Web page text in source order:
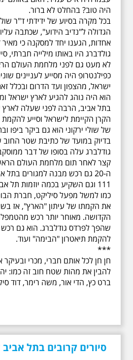
היה טוב? בהחלט לא ברור.
בכל מקרה בסיוע של ידידתי ד"ר
הגדולה ל"נדיב הידוע", שכתבה
אחדות, הגענו יחד למסקנה כי מאיר
גולדברג היו באותו מילייה חברתי,
לא מעט גם לפני מלחמת העולם
כפילנטרופ היה מסייע לעניינים
ישראל, מהצפון ועד הדרום ובכלל
הוא היה נוהג להגיע לארץ ישראל
בתל אביב, הרבה לפני שעלה לארץ
הקרן הקיימת לישראל וסייע
בדיוק במועד של כתיבת שטר החוב
גודלברג עלה בסופו של דבר
קצר לאחר תום מלחמת העולם
ה-20 גם רכש מבנה למגורים בתל
111 וגם השקיע בכמה יוזמות תל
כמו למשל מפעל סיליקט, חברת
את הקמתו של עיתון "הארץ", אז
הקדושה. מאוחר יותר רכש
שהפך לפרדס גודלברג. הוא גם
להקמת תיאטרון "הבימה" ועוד.
***
חן חן לכל אותם חברי, מכרי ובעיקר
להבין את מהות שטח חוב זה כמו:
ברט כץ, הדי אור, משה רימר, דוד
סיורים קרובים בתל
19.6.2026 יום שישי
בבוקר בשעה 10:00 -
לרגל עשור לפטירתו -
אריק איינשטיין סיור
ושיריוו - עטור מצחך זהב
שחור תחנות תל אביביות
מחייו של אריק איינשטיין -
מתאים גם למשפחות -
בתל-אביב. החל ממקום ילדותו, דרך
הולדתו ברחוב גורדון. נשמע אחדים